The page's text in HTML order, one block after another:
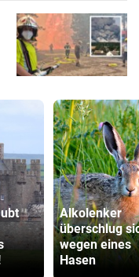
Alkolenker
überschlug
wegen eines
Hasen